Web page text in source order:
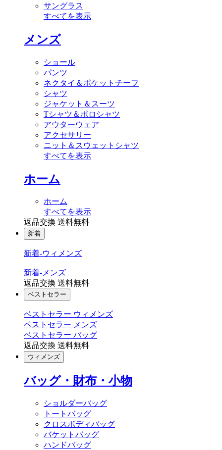
サングラス
すべてを表示
メンズ
ショール
パンツ
ネクタイ＆ポケットチーフ
シャツ
ジャケット＆スーツ
Tシャツ＆ポロシャツ
アウターウェア
アクセサリー
ニット＆スウェットシャツ
すべてを表示
ホーム
ホーム
すべてを表示
返品交換 送料無料
新着
新着-ウィメンズ
新着-メンズ
返品交換 送料無料
ベストセラー
ベストセラー ウィメンズ
ベストセラー メンズ
ベストセラー バッグ
返品交換 送料無料
ウィメンズ
バッグ・財布・小物
ショルダーバッグ
トートバッグ
クロスボディバッグ
バケットバッグ
ハンドバッグ